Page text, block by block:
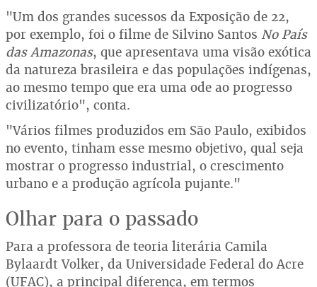
"Um dos grandes sucessos da Exposição de 22,
por exemplo, foi o filme de Silvino Santos No País
das Amazonas, que apresentava uma visão exótica
da natureza brasileira e das populações indígenas,
ao mesmo tempo que era uma ode ao progresso
civilizatório", conta.
"Vários filmes produzidos em São Paulo, exibidos
no evento, tinham esse mesmo objetivo, qual seja
mostrar o progresso industrial, o crescimento
urbano e a produção agrícola pujante."
Olhar para o passado
Para a professora de teoria literária Camila
Bylaardt Volker, da Universidade Federal do Acre
(UFAC), a principal diferença, em termos